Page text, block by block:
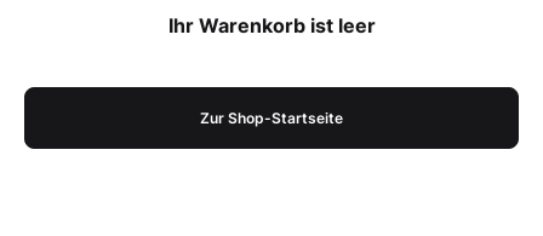
Ihr Warenkorb ist leer
Zur Shop-Startseite